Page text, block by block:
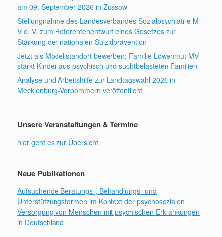
am 09. September 2026 in Züssow
Stellungnahme des Landesverbandes Sozialpsychiatrie M-
V e. V. zum Referentenentwurf eines Gesetzes zur
Stärkung der nationalen Suizidprävention
Jetzt als Modellstandort bewerben: Familie Löwenmut MV
stärkt Kinder aus psychisch und suchtbelasteten Familien
Analyse und Arbeitshilfe zur Landtagswahl 2026 in
Mecklenburg-Vorpommern veröffentlicht
Unsere Veranstaltungen & Termine
hier geht es zur Übersicht
Neue Publikationen
Aufsuchende Beratungs-, Behandlungs- und
Unterstützungsformen im Kontext der psychosozialen
Versorgung von Menschen mit psychischen Erkrankungen
in Deutschland